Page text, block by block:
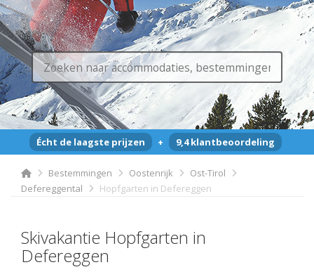
Écht de laagste prijzen + 9,4 klantbeoordeling
Bestemmingen Oostenrijk
Ost-Tirol
Defereggental
Hopfgarten in Defereggen
Skivakantie Hopfgarten in
Defereggen